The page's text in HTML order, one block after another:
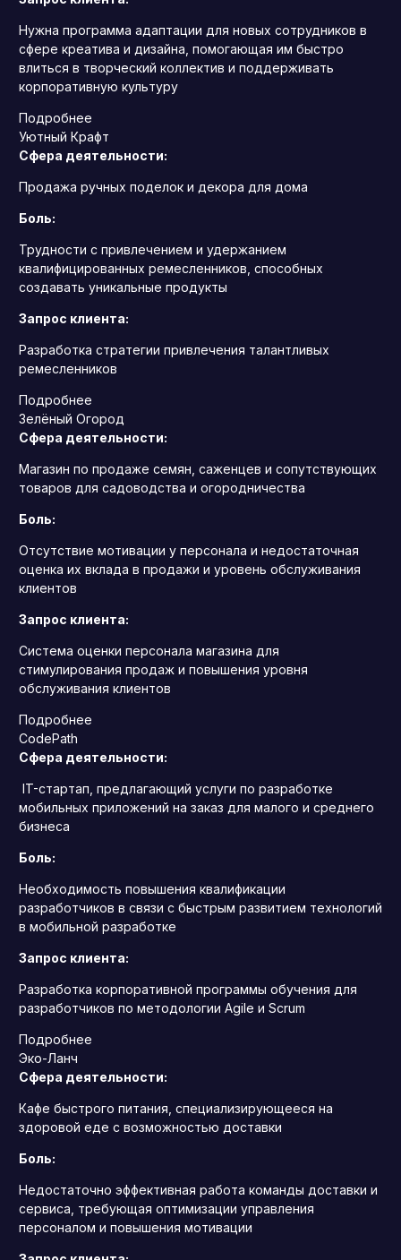
Нужна программа адаптации для новых сотрудников в
сфере креатива и дизайна, помогающая им быстро
влиться в творческий коллектив и поддерживать
корпоративную культуру
Подробнее
Уютный Крафт
Сфера деятельности:
Продажа ручных поделок и декора для дома
Боль:
Трудности с привлечением и удержанием
квалифицированных ремесленников, способных
создавать уникальные продукты
Запрос клиента:
Разработка стратегии привлечения талантливых
ремесленников
Подробнее
Зелёный Огород
Сфера деятельности:
Магазин по продаже семян, саженцев и сопутствующих
товаров для садоводства и огородничества
Боль:
Отсутствие мотивации у персонала и недостаточная
оценка их вклада в продажи и уровень обслуживания
клиентов
Запрос клиента:
Система оценки персонала магазина для
стимулирования продаж и повышения уровня
обслуживания клиентов
Подробнее
CodePath
Сфера деятельности:
IT-стартап, предлагающий услуги по разработке
мобильных приложений на заказ для малого и среднего
бизнеса
Боль:
Необходимость повышения квалификации
разработчиков в связи с быстрым развитием технологий
в мобильной разработке
Запрос клиента:
Разработка корпоративной программы обучения для
разработчиков по методологии Agile и Scrum
Подробнее
Эко-Ланч
Сфера деятельности:
Кафе быстрого питания, специализирующееся на
здоровой еде с возможностью доставки
Боль:
Недостаточно эффективная работа команды доставки и
сервиса, требующая оптимизации управления
персоналом и повышения мотивации